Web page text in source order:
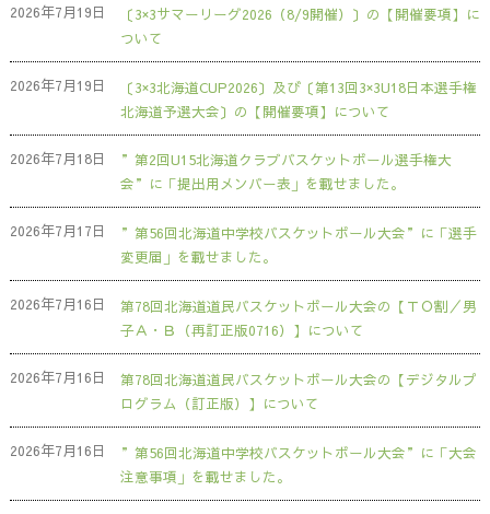
2026年7月19日
〔3×3サマーリーグ2026（8/9開催）〕の【開催要項】に
ついて
2026年7月19日
〔3×3北海道CUP2026〕及び〔第13回3×3U18日本選手権
北海道予選大会〕の【開催要項】について
2026年7月18日
”第2回U15北海道クラブバスケットボール選手権大
会”に「提出用メンバー表」を載せました。
2026年7月17日
”第56回北海道中学校バスケットボール大会”に「選手
変更届」を載せました。
2026年7月16日
第78回北海道道民バスケットボール大会の【ＴＯ割／男
子Ａ・Ｂ（再訂正版0716）】について
2026年7月16日
第78回北海道道民バスケットボール大会の【デジタルプ
ログラム（訂正版）】について
2026年7月16日
”第56回北海道中学校バスケットボール大会”に「大会
注意事項」を載せました。